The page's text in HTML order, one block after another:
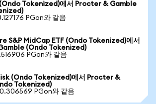
Tokenized)에서 Procter & Gamble
PGon와 같음
S&P MidCap ETF (Ondo Tokenized)에서
(Ondo Tokenized)
PGon와 같음
(Ondo Tokenized)에서 Procter &
Tokenized)
PGon와 같음